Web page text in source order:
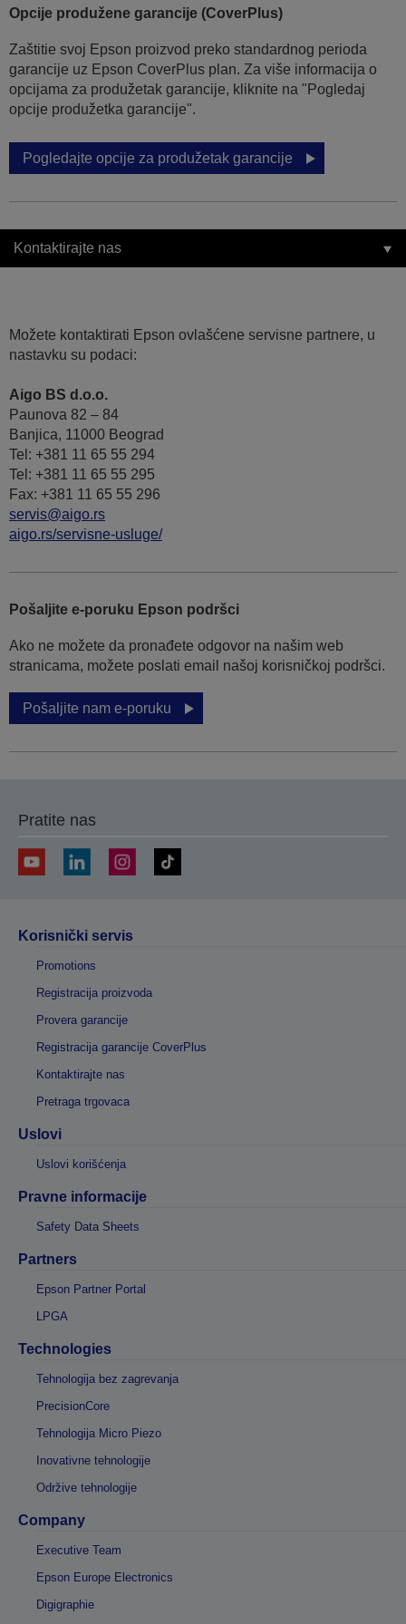
Opcije produžene garancije (CoverPlus)
Zaštitie svoj Epson proizvod preko standardnog perioda
garancije uz Epson CoverPlus plan. Za više informacija o
opcijama za produžetak garancije, kliknite na "Pogledaj
opcije produžetka garancije".
Pogledajte opcije za produžetak garancije
Kontaktirajte nas
Možete kontaktirati Epson ovlašćene servisne partnere, u
nastavku su podaci:
Aigo BS d.o.o.
Paunova 82 – 84
Banjica, 11000 Beograd
Tel: +381 11 65 55 294
Tel: +381 11 65 55 295
Fax: +381 11 65 55 296
servis@aigo.rs
aigo.rs/servisne-usluge/
Pošaljite e-poruku Epson podršci
Ako ne možete da pronađete odgovor na našim web
stranicama, možete poslati email našoj korisničkoj podršci.
Pošaljite nam e-poruku
Pratite nas
Korisnički servis
Promotions
Registracija proizvoda
Provera garancije
Registracija garancije CoverPlus
Kontaktirajte nas
Pretraga trgovaca
Uslovi
Uslovi korišćenja
Pravne informacije
Safety Data Sheets
Partners
Epson Partner Portal
LPGA
Technologies
Tehnologija bez zagrevanja
PrecisionCore
Tehnologija Micro Piezo
Inovativne tehnologije
Održive tehnologije
Company
Executive Team
Epson Europe Electronics
Digigraphie